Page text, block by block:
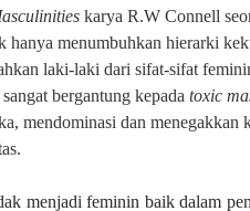
karya R.W Connell
hanya menumbuhkan hierarki
laki-laki dari sifat-sifat
bergantung kepada toxic
mendominasi dan menegakkan
menjadi feminin baik dalam